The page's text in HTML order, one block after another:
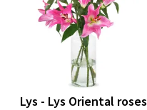
Lys - Lys Oriental roses